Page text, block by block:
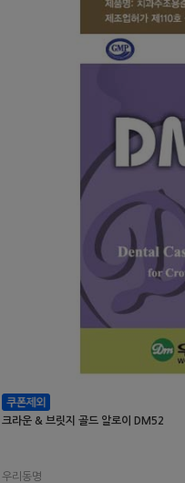
크라운 & 브릿지 골드 알로이 DM52
우리동명